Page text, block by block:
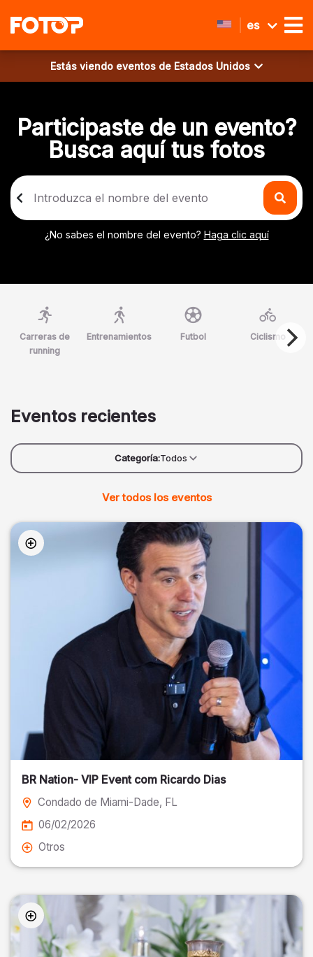
es
Estás viendo eventos de Estados Unidos
Participaste de un evento?
Busca aquí tus fotos
¿No sabes el nombre del evento? Haga clic aquí
Carreras de
running
Entrenamientos Futbol Ciclismo
Eventos recientes
Categoría:Todos
Ver todos los eventos
BR Nation- VIP Event com Ricardo Dias
Condado de Miami-Dade, FL
06/02/2026
Otros